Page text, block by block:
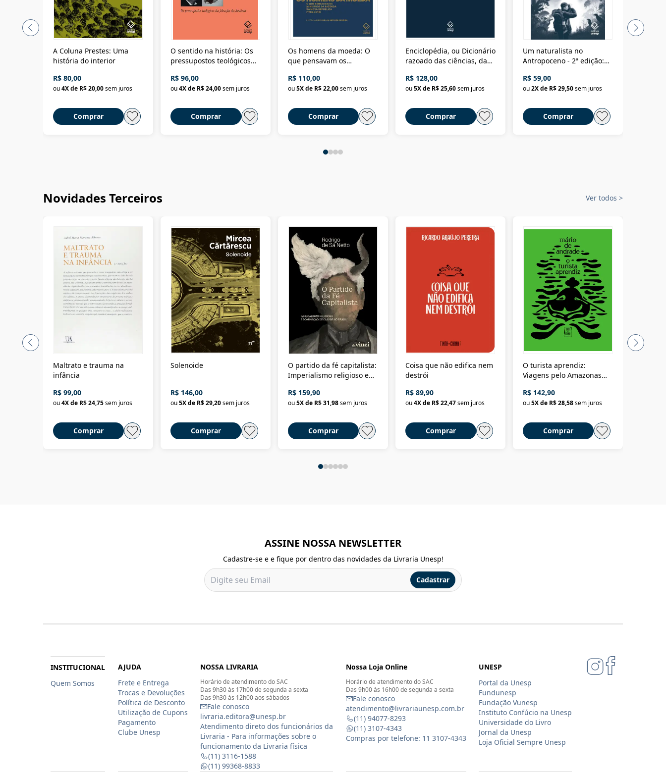
A Coluna Prestes: Uma
história do interior
R$ 80,00
ou4X de R$ 20,00sem juros
Comprar
O sentido na história: Os
pressupostos teológicos
R$ 96,00
ou4X de R$ 24,00sem juros
Comprar
Os homens da moeda: O
que pensavam os
Nova República (1985-
2018)
R$ 110,00
ou5X de R$ 22,00sem juros
Comprar
Enciclopédia, ou Dicionário
razoado das ciências, das
Civilização material
R$ 128,00
ou5X de R$ 25,60sem juros
Comprar
Um naturalista no
Antropoceno - 2ª edição:
selvagem
R$ 59,00
ou2X de R$ 29,50sem juros
Comprar
Novidades Terceiros Ver todos >
Maltrato e trauma na
infância
R$ 99,00
ou4X de R$ 24,75sem juros
Comprar
Solenoide
R$ 146,00
ou5X de R$ 29,20sem juros
Comprar
O partido da fé capitalista:
Imperialismo religioso e
Brasil
R$ 159,90
ou5X de R$ 31,98sem juros
Comprar
Coisa que não edifica nem
destrói
R$ 89,90
ou4X de R$ 22,47sem juros
Comprar
O turista aprendiz:
Viagens pelo Amazonas
até a Bolívia e por Marajó
até dizer chega
R$ 142,90
ou5X de R$ 28,58sem juros
Comprar
ASSINE NOSSA NEWSLETTER
Cadastre-se e e fique por dentro das novidades da Livraria Unesp!
Cadastrar
INSTITUCIONAL
Quem Somos
AJUDA
Frete e Entrega
Trocas e Devoluções
Política de Desconto
Utilização de Cupons
Pagamento
Clube Unesp
NOSSA LIVRARIA
Horário de atendimento do SAC
Das 9h30 às 17h00 de segunda a sexta
Das 9h30 às 12h00 aos sábados
Fale conosco
livraria.editora@unesp.br
Atendimento direto dos funcionários da
Livraria - Para informações sobre o
funcionamento da Livraria física
(11) 3116-1588
(11) 99368-8833
Nossa Loja Online
Horário de atendimento do SAC
Das 9h00 às 16h00 de segunda a sexta
Fale conosco
atendimento@livrariaunesp.com.br
(11) 94077-8293
(11) 3107-4343
Compras por telefone: 11 3107-4343
UNESP
Portal da Unesp
Fundunesp
Fundação Vunesp
Instituto Confúcio na Unesp
Universidade do Livro
Jornal da Unesp
Loja Oficial Sempre Unesp